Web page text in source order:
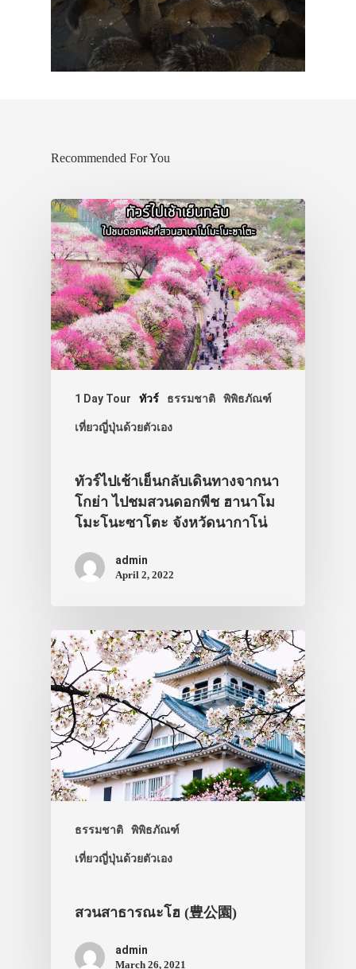
Recommended For You
1 Day Tour ทัวร์ ธรรมชาติ พิพิธภัณฑ์
เที่ยวญี่ปุ่นด้วยตัวเอง
ทัวร์ไปเช้าเย็นกลับเดินทางจากนา
โกย่า ไปชมสวนดอกพีช ฮานาโม
โมะโนะซาโตะ จังหวัดนากาโน่
admin
April 2, 2022
ธรรมชาติ พิพิธภัณฑ์
เที่ยวญี่ปุ่นด้วยตัวเอง
สวนสาธารณะโฮ (豊公園)
admin
March 26, 2021